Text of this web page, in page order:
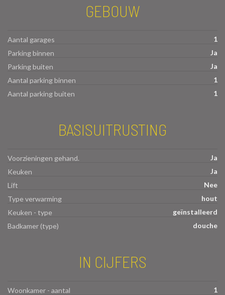
GEBOUW
Aantal garages
1
Parking binnen
Ja
Parking buiten
Ja
Aantal parking binnen
1
Aantal parking buiten
1
BASISUITRUSTING
Voorzieningen gehand.
Ja
Keuken
Ja
Lift
Nee
Type verwarming
hout
Keuken - type
geïnstalleerd
Badkamer (type)
douche
IN CIJFERS
Woonkamer - aantal
1